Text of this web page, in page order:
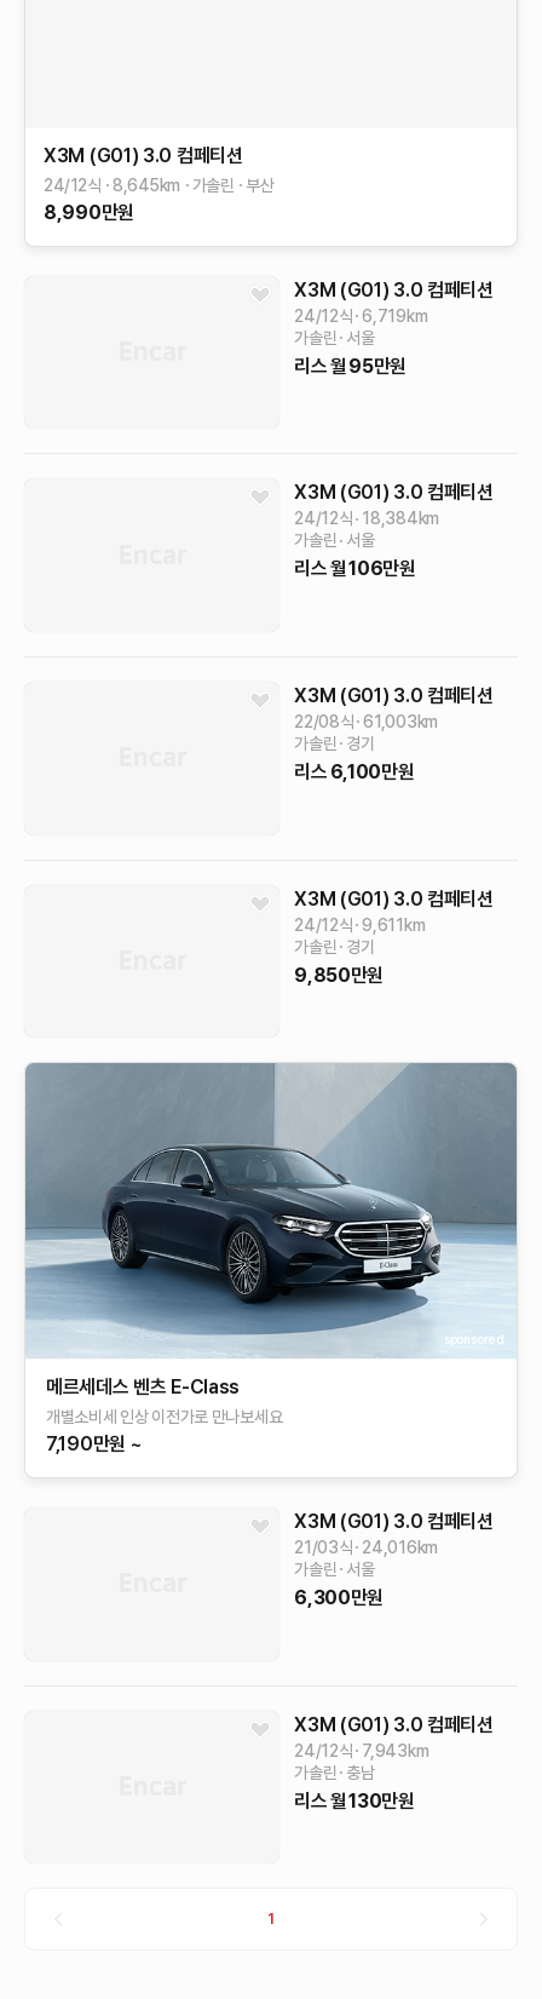
X3M (G01) 3.0 컴페티션
24/12식 8,645km 가솔린 부산
8,990만원
X3M (G01) 3.0 컴페티션
24/12식 6,719km
가솔린
서울
리스월 95만원
X3M (G01) 3.0 컴페티션
24/12식 18,384km
가솔린
서울
리스월106만원
X3M (G01) 3.0 컴페티션
22/08식 61,003km
가솔린
경기
리스 6,100만원
X3M (G01) 3.0 컴페티션
24/12식 9,611 km
가솔린
경기
9,850만원
sponsored
메르세데스 벤츠 E-Class
개별소비세 인상 이전가로 만나보세요
7,190만원 ~
X3M (G01) 3.0 컴페티션
21/03식 24,016km
가솔린
서울
6,300만원
X3M (G01) 3.0 컴페티션
24/12식 7,943km
가솔린
충남
리스월130만원
1